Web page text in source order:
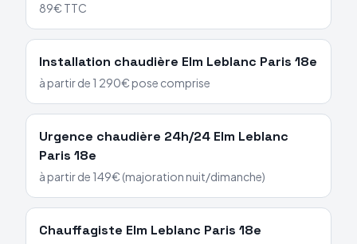
89€ TTC
Installation chaudière Elm Leblanc Paris 18e
à partir de 1 290€ pose comprise
Urgence chaudière 24h/24 Elm Leblanc
Paris 18e
à partir de 149€ (majoration nuit/dimanche)
Chauffagiste Elm Leblanc Paris 18e